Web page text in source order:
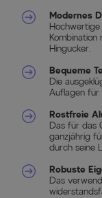
Modernes
Hochwertige
Kombination
Hingucker.
Bequeme
Die
Auflagen für
Rostfreie
Das für das
ganzjährig
durch seine
Robuste
Das